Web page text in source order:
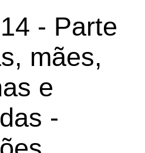
- Parte
mães,
e
-